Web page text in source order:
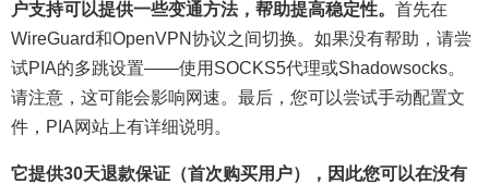
户支持可以提供一些变通方法，帮助提高稳定性。 首先在
WireGuard和OpenVPN协议之间切换。如果没有帮助，请尝
试PIA的多跳设置——使用SOCKS5代理或Shadowsocks。
请注意，这可能会影响网速。最后，您可以尝试手动配置文
件，PIA网站上有详细说明。
它提供30天退款保证（首次购买用户），因此您可以在没有